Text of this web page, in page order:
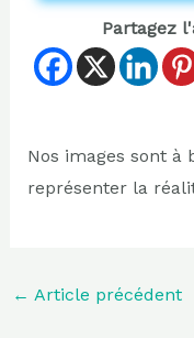
Partagez
Nos images sont
représenter la
← Article précédent